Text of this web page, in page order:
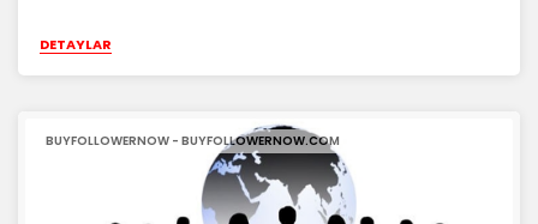
DETAYLAR
BUYFOLLOWERNOW - BUYFOLLOWERNOW.COM